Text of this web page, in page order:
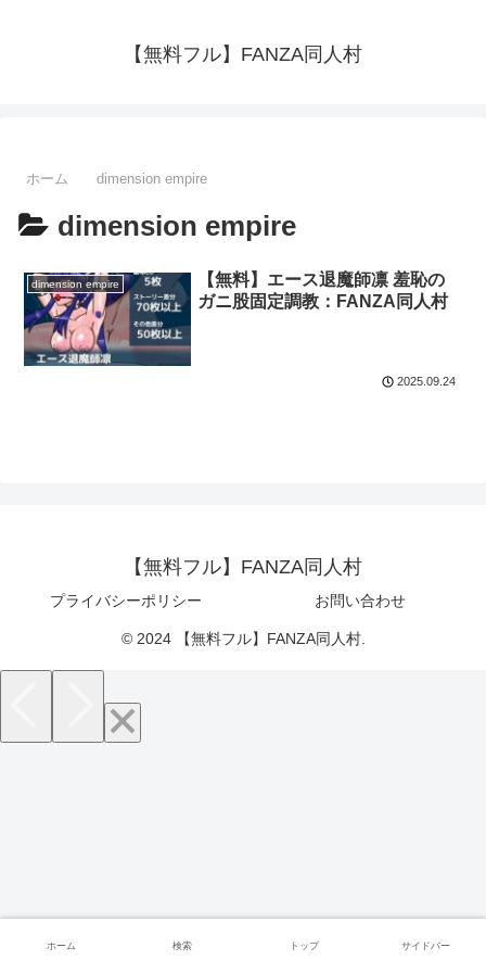
【無料フル】FANZA同人村
ホーム dimension empire
dimension empire
dimension empire
【無料】エース退魔師凛 羞恥の
ガニ股固定調教：FANZA同人村
2025.09.24
【無料フル】FANZA同人村
プライバシーポリシー お問い合わせ
© 2024 【無料フル】FANZA同人村.
ホーム 検索 トップ サイドバー